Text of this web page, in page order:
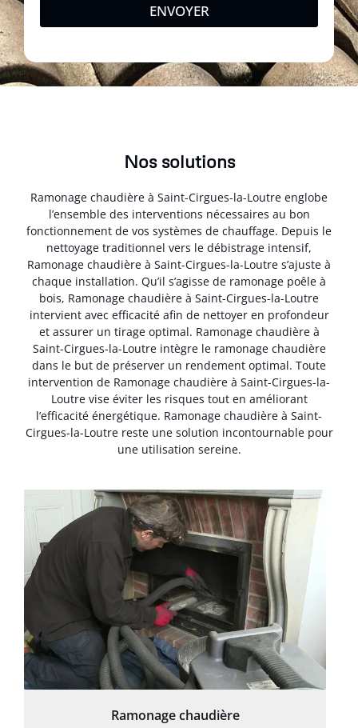
ENVOYER
Nos solutions
Ramonage chaudière à Saint-Cirgues-la-Loutre englobe
l’ensemble des interventions nécessaires au bon
fonctionnement de vos systèmes de chauffage. Depuis le
nettoyage traditionnel vers le débistrage intensif,
Ramonage chaudière à Saint-Cirgues-la-Loutre s’ajuste à
chaque installation. Qu’il s’agisse de ramonage poêle à
bois, Ramonage chaudière à Saint-Cirgues-la-Loutre
intervient avec efficacité afin de nettoyer en profondeur
et assurer un tirage optimal. Ramonage chaudière à
Saint-Cirgues-la-Loutre intègre le ramonage chaudière
dans le but de préserver un rendement optimal. Toute
intervention de Ramonage chaudière à Saint-Cirgues-la-
Loutre vise éviter les risques tout en améliorant
l’efficacité énergétique. Ramonage chaudière à Saint-
Cirgues-la-Loutre reste une solution incontournable pour
une utilisation sereine.
Ramonage chaudière